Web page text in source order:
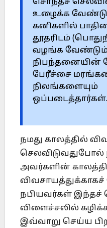
சொந்தச் செலவில்
உழைக்க
கனிகளில்
தூதரிடம்
வழங்க
நிபந்தனையின்
பேரீச்சை
நிலங்களையும்
ஒப்படைத்தார்கள்.
நமது காலத்தில்
செலவிடுவதுபோல்
அவர்களின்
விவசாயத்துக்காகச்
நபியவர்கள்
விளைச்சலில்
இவ்வாறு செய்ய